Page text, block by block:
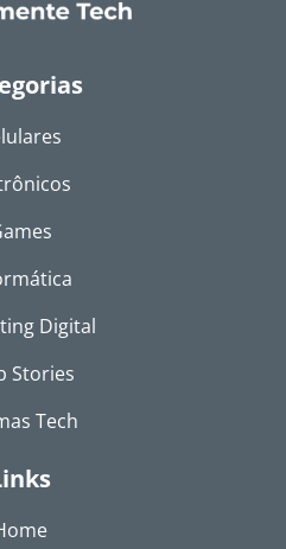
Digital
Stories
Tech